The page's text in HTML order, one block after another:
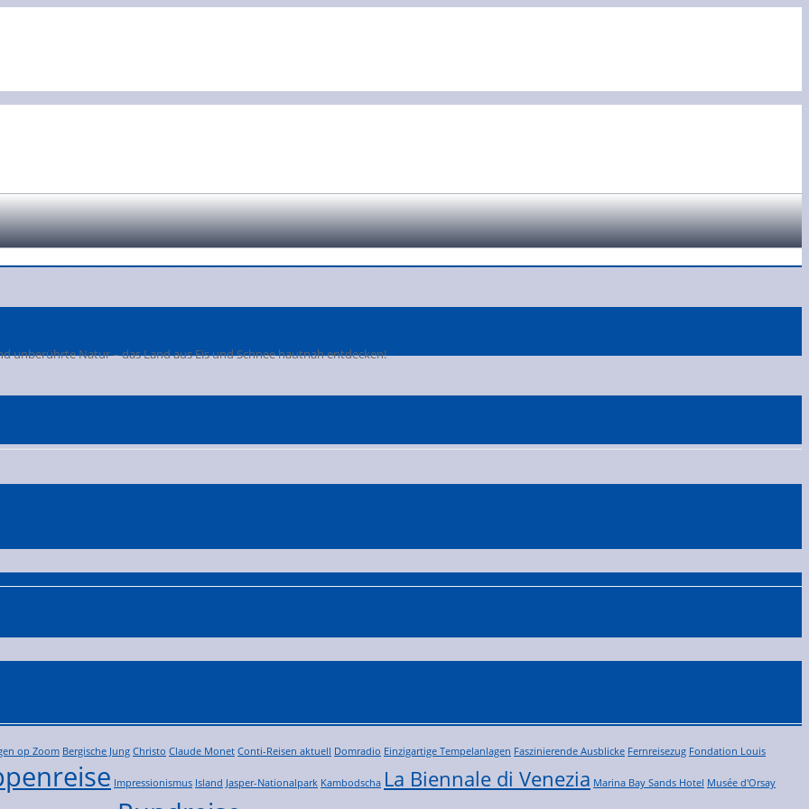
unberührte Natur – das Land aus Eis und Schnee hautnah entdecken!
op Zoom Bergische Jung Christo Claude Monet Conti-Reisen aktuell Domradio Einzigartige Tempelanlagen Faszinierende Ausblicke Fernreisezug Fondation Louis
Impressionismus Island Jasper-Nationalpark Kambodscha La Biennale di Venezia Marina Bay Sands Hotel Musée d'Orsay